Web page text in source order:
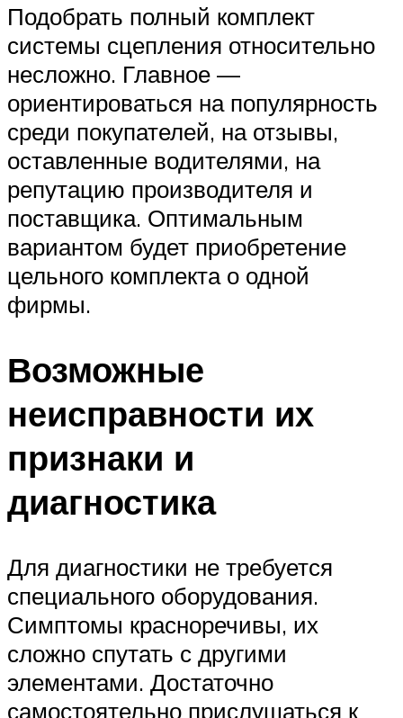
Подобрать полный комплект
системы сцепления относительно
несложно. Главное —
ориентироваться на популярность
среди покупателей, на отзывы,
оставленные водителями, на
репутацию производителя и
поставщика. Оптимальным
вариантом будет приобретение
цельного комплекта о одной
фирмы.
Возможные
неисправности их
признаки и
диагностика
Для диагностики не требуется
специального оборудования.
Симптомы красноречивы, их
сложно спутать с другими
элементами. Достаточно
самостоятельно прислушаться к